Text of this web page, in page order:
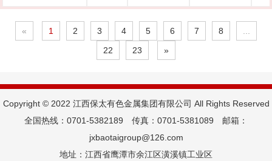
« 1 2 3 4 5 6 7 8
22
23 »
Copyright © 2022 江西保太有色金属集团有限公司 All Rights Reserved
全国热线：0701-5382189 传真：0701-5381089 邮箱：
jxbaotaigroup@126.com
地址：江西省鹰潭市余江区潢溪镇工业区